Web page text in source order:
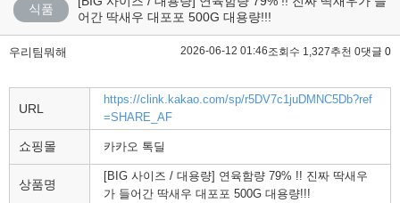
식품
어간 딱새우 대포포 500G 대용량!!!
우리팀뭐해 2026-06-12 01:46조회수 1,327추천 0댓글 0
URL
https://clink.kakao.com/sp/r5DV7c1juDMNC5Db?ref
=SHARE_AF
쇼핑몰 카카오 톡딜
상품명
[BIG 사이즈 / 대용량] 연육함량 79% !! 진짜 딱새우
가 들어간 딱새우 대포포 500G 대용량!!!